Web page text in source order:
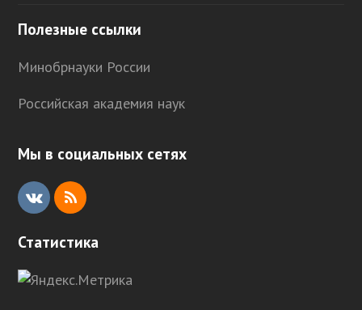
Полезные ссылки
Минобрнауки России
Российская академия наук
Мы в социальных сетях
V
R
Статистика